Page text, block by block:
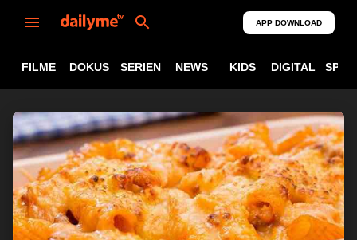
APP DOWNLOAD
FILME DOKUS SERIEN NEWS KIDS DIGITAL